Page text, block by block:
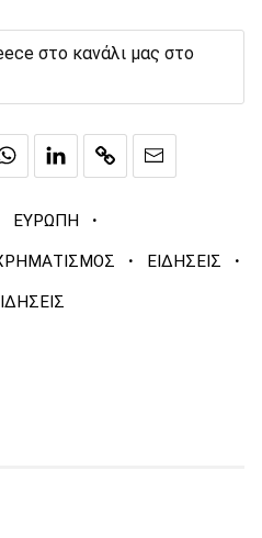
στο κανάλι μας στο
ΕΥΡΩΠΗ ·
· ΕΙΔΗΣΕΙΣ ·